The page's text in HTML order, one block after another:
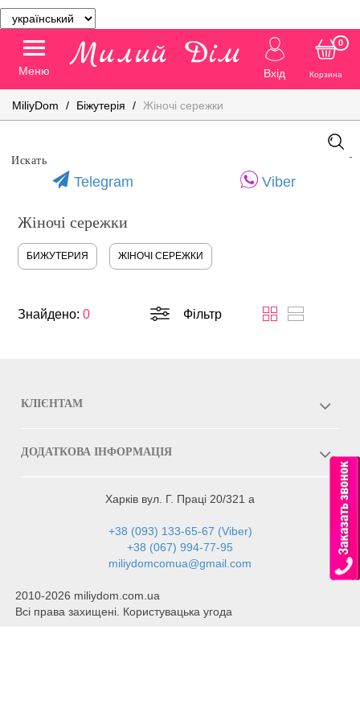
Меню Вхід Корзина
0
MiliyDom Біжутерія Жіночі сережки
Telegram Viber
Жіночі сережки
БИЖУТЕРИЯ ЖІНОЧІ СЕРЕЖКИ
Знайдено:0 Фільтр
КЛІЄНТАМ
ДОДАТКОВА ІНФОРМАЦІЯ
Харків вул. Г. Праці 20/321 а
+38 (093) 133-65-67 (Viber)
+38 (067) 994-77-95
miliydomcomua@gmail.com
2010-2026 miliydom.com.ua
Всі права захищені. Користувацька угода